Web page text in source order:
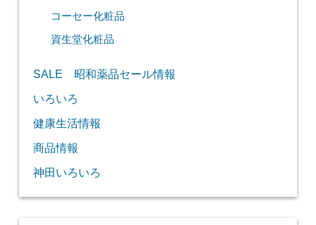
コーセー化粧品
資生堂化粧品
SALE 昭和薬品セール情報
いろいろ
健康生活情報
商品情報
神田いろいろ